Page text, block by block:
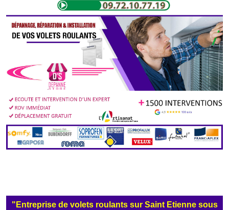
"Entreprise de volets roulants sur Saint Etienne sous